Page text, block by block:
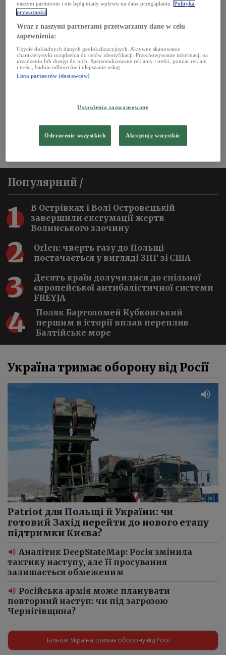
харчового отруєння
СЛУХАТИ
Популярний /
1
️В Острівках і Волі Островецькій
завершили ексгумації жертв
Волинського злочину
2
Orlen: чверть газу до Польщі
постачається у вигляді ЗПГ зі США
3
Десять країн долучилися до спільної
європейської антибалістичної системи
FREYJA
4
Поляк Бартоломей Кубковський
першим в історії вплав переплив
Балтійське море
Україна тримає оборону від Росії
Patriot для Польщі й України: чи
готовий Захід перейти до нового етапу
підтримки Києва?
Аналітик DeepStateMap: Росія змінила
тактику наступу, але її просування
залишається обмеженим
Російська армія може планувати
повторний наступ: чи під загрозою
Чернігівщина?
Більше Україна тримає оборону від Росії
naszym partnerom i nie będą miały wpływu na dane przeglądania. Polityka
prywatności
Wraz z naszymi partnerami przetwarzamy dane w celu
zapewnienia:
Użycie dokładnych danych geolokalizacyjnych. Aktywne skanowanie
charakterystyki urządzenia do celów identyfikacji. Przechowywanie informacji na
urządzeniu lub dostęp do nich. Spersonalizowane reklamy i treści, pomiar reklam
i treści, badnie odbiorców i ulepszanie usług.
Lista partnerów (dostawców)
Ustawienia zaawansowane
Odrzucenie wszystkich Akceptuję wszystkie